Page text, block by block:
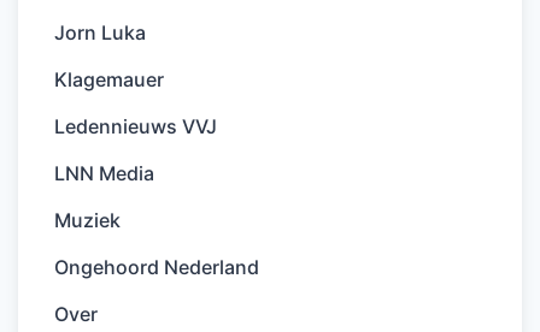
Jorn Luka
Klagemauer
Ledennieuws VVJ
LNN Media
Muziek
Ongehoord Nederland
Over